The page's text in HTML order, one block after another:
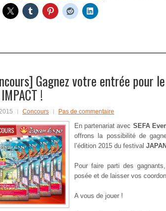
Gagnez votre entrée pour
!
Concours Pas de commentaire
En partenariat avec SEFA
offrons la possibilité de
l’édition 2015 du festival
Pour faire parti des
posée et de laisser vos
A vous de jouer !